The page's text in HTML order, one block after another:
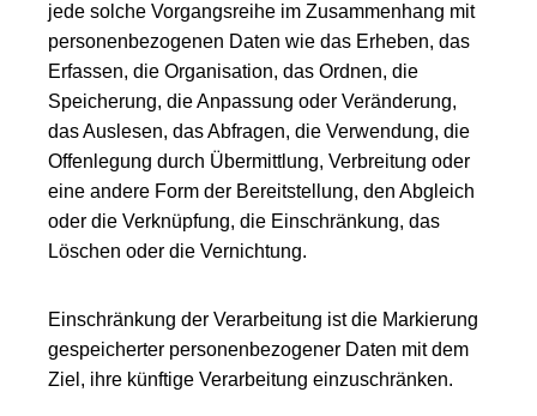
jede solche Vorgangsreihe im Zusammenhang mit
personenbezogenen Daten wie das Erheben, das
Erfassen, die Organisation, das Ordnen, die
Speicherung, die Anpassung oder Veränderung,
das Auslesen, das Abfragen, die Verwendung, die
Offenlegung durch Übermittlung, Verbreitung oder
eine andere Form der Bereitstellung, den Abgleich
oder die Verknüpfung, die Einschränkung, das
Löschen oder die Vernichtung.
Einschränkung der Verarbeitung ist die Markierung
gespeicherter personenbezogener Daten mit dem
Ziel, ihre künftige Verarbeitung einzuschränken.